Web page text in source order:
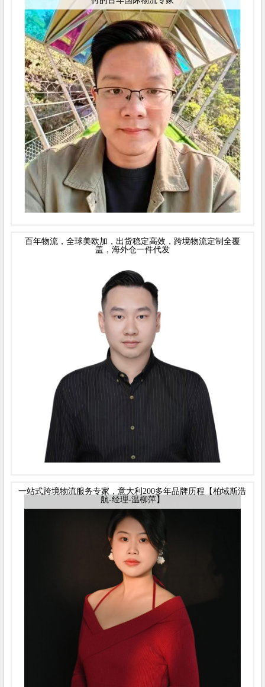
百年物流，全球美欧加，出货稳定高效，跨境物流定制全覆
盖，海外仓一件代发
一站式跨境物流服务专家，意大利200多年品牌历程【柏域斯浩
航-经理-温柳萍】